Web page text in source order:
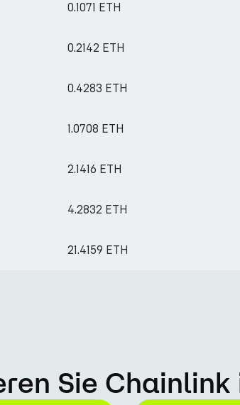
0.1071 ETH
0.2142 ETH
0.4283 ETH
1.0708 ETH
2.1416 ETH
4.2832 ETH
21.4159 ETH
Sie